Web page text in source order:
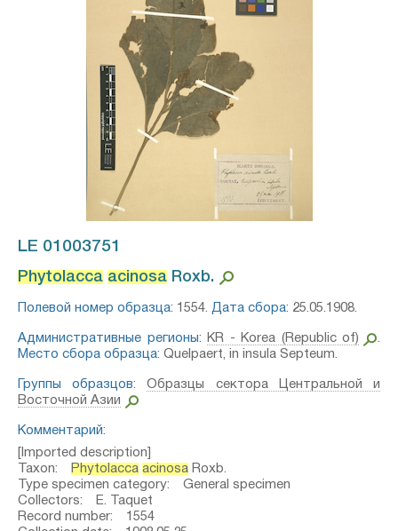
LE 01003751
Phytolacca acinosa Roxb.⁣
Полевой номер образца: 1554. Дата сбора: 25.05.1908.
Административные регионы: KR - Korea (Republic of)
.
Место сбора образца: Quelpaert, in insula Septeum.
Группы образцов:
Образцы сектора Центральной и
Восточной Азии
Комментарий:
[Imported description]
Taxon:
Phytolacca acinosa Roxb.
Type specimen category: General specimen
Collectors: E. Taquet
Record number: 1554